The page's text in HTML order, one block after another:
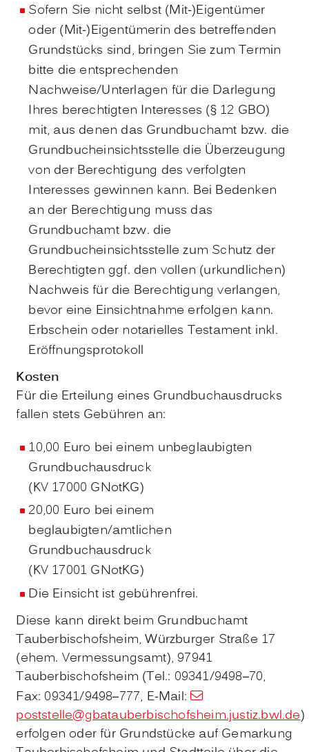
Sofern Sie nicht selbst (Mit-)Eigentümer
oder (Mit-)Eigentümerin des betreffenden
Grundstücks sind, bringen Sie zum Termin
bitte die entsprechenden
Nachweise/Unterlagen für die Darlegung
Ihres berechtigten Interesses (§ 12 GBO)
mit, aus denen das Grundbuchamt bzw. die
Grundbucheinsichtsstelle die Überzeugung
von der Berechtigung des verfolgten
Interesses gewinnen kann. Bei Bedenken
an der Berechtigung muss das
Grundbuchamt bzw. die
Grundbucheinsichtsstelle zum Schutz der
Berechtigten ggf. den vollen (urkundlichen)
Nachweis für die Berechtigung verlangen,
bevor eine Einsichtnahme erfolgen kann.
Erbschein oder notarielles Testament inkl.
Eröffnungsprotokoll
Kosten
Für die Erteilung eines Grundbuchausdrucks
fallen stets Gebühren an:
10,00 Euro bei einem unbeglaubigten
Grundbuchausdruck
(KV 17000 GNotKG)
20,00 Euro bei einem
beglaubigten/amtlichen
Grundbuchausdruck
(KV 17001 GNotKG)
Die Einsicht ist gebührenfrei.
Diese kann direkt beim Grundbuchamt
Tauberbischofsheim, Würzburger Straße 17
(ehem. Vermessungsamt), 97941
Tauberbischofsheim (Tel.: 09341/9498–70,
Fax: 09341/9498–777, E-Mail:
poststelle@gbatauberbischofsheim.justiz.bwl.de)
erfolgen oder für Grundstücke auf Gemarkung